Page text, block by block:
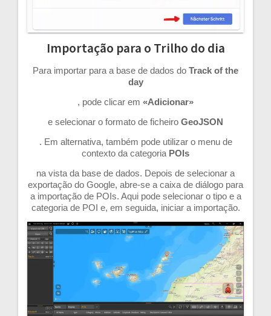
Importação para o Trilho do dia
Para importar para a base de dados do Track of the
day
, pode clicar em «Adicionar»
e selecionar o formato de ficheiro GeoJSON
. Em alternativa, também pode utilizar o menu de
contexto da categoria POIs
na vista da base de dados. Depois de selecionar a
exportação do Google, abre-se a caixa de diálogo para
a importação de POIs. Aqui pode selecionar o tipo e a
categoria de POI e, em seguida, iniciar a importação.